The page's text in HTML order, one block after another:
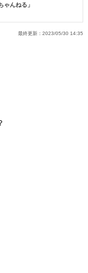
ゃんねる」
最終更新： 2023/05/30 14:35